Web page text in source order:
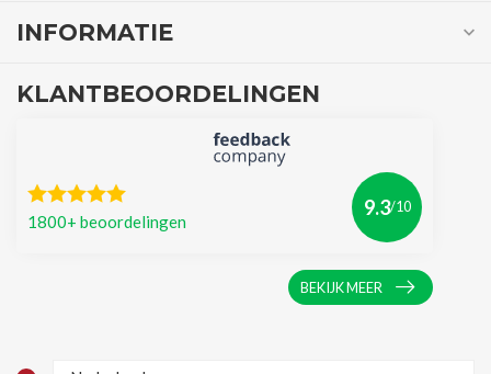
INFORMATIE
KLANTBEOORDELINGEN
1800+ beoordelingen
9.3/10
BEKIJK MEER